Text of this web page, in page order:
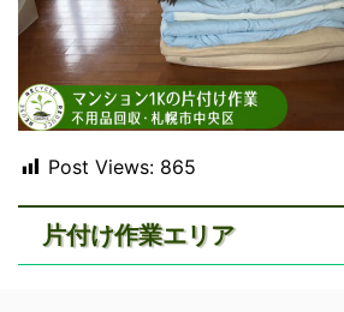
Post Views: 865
片付け作業エリア